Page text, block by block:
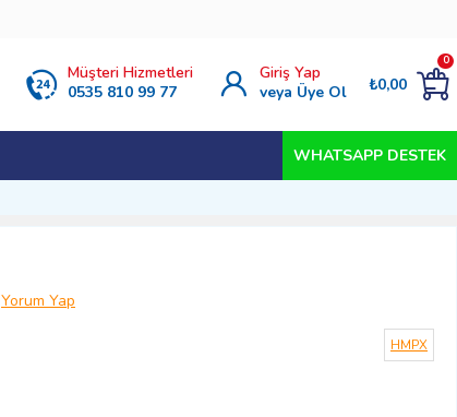
Müşteri Hizmetleri
0535 810 99 77
Giriş Yap
veya Üye Ol
₺0,00
0
WHATSAPP DESTEK
Yorum Yap
HMPX